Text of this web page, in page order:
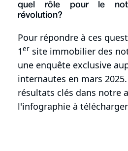
quel rôle pour le
révolution?
Pour répondre à ces
1er site immobilier des
une enquête exclusive
internautes en mars
résultats clés dans notre
l'infographie à